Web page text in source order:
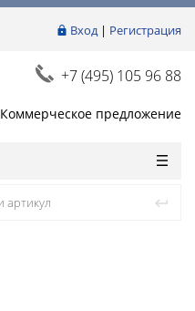
Вход| Регистрация
+7 (495) 105 96 88
Коммерческое предложение